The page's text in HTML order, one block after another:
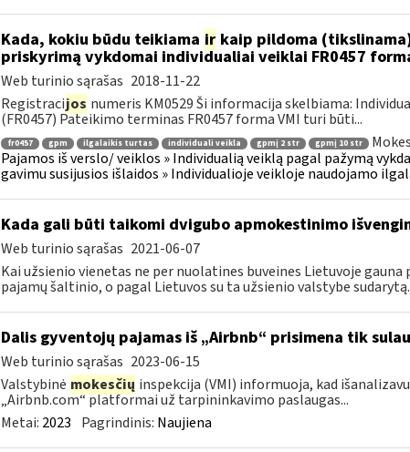
Kada, kokiu būdu teikiama irkaip pildoma
priskyrimą vykdomai individualiai veiklai FR0457
Web turinio sąrašas 2018-11-22
Registracijos numeris KM0529 Ši informacija skelbiama:
(FR0457) Pateikimo terminas FR0457 forma VMI turi būti...
fr0457 gpm ilgalaikis turtas individuali veikla gpmį 2 str gpmį 10 str
Pajamos iš verslo/ veiklos » Individualią veiklą pagal pažymą
gavimu susijusios išlaidos » Individualioje veikloje naudojamo
Kada gali būti taikomi dvigubo apmokestinimo
Web turinio sąrašas 2021-06-07
Kai užsienio vienetas ne per nuolatines buveines Lietuvoje
pajamų šaltinio, o pagal Lietuvos su ta užsienio valstybe
Dalis gyventojų pajamas iš „Airbnb“ prisimena tik
Web turinio sąrašas 2023-06-15
Valstybinė mokesčių inspekcija (VMI) informuoja, kad
„Airbnb.com“ platformai už tarpininkavimo paslaugas...
Metai: 2023 Pagrindinis: Naujiena